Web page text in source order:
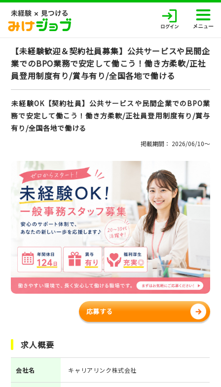
【未経験歓迎＆契約社員募集】公共サービスや民間企
業でのBPO業務で安定して働こう！働き方柔軟/正社
員登用制度有り/賞与有り/全国各地で働ける
未経験OK【契約社員】公共サービスや民間企業でのBPO業
務で安定して働こう！働き方柔軟/正社員登用制度有り/賞与
有り/全国各地で働ける
掲載期間： 2026/06/10〜
応募する
求人概要
会社名 キャリアリンク株式会社